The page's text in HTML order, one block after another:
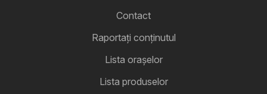
Contact
Raportați conținutul
Lista oraşelor
Lista produselor